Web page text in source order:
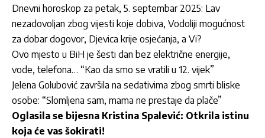
Dnevni horoskop za petak, 5. septembar 2025: Lav
nezadovoljan zbog vijesti koje dobiva, Vodoliji mogućnost
za dobar dogovor, Djevica krije osjećanja, a Vi?
Ovo mjesto u BiH je šesti dan bez električne energije,
vode, telefona… “Kao da smo se vratili u 12. vijek”
Jelena Golubović završila na sedativima zbog smrti bliske
osobe: “Slomljena sam, mama ne prestaje da plače”
Oglasila se bijesna Kristina Spalević: Otkrila istinu
koja će vas šokirati!